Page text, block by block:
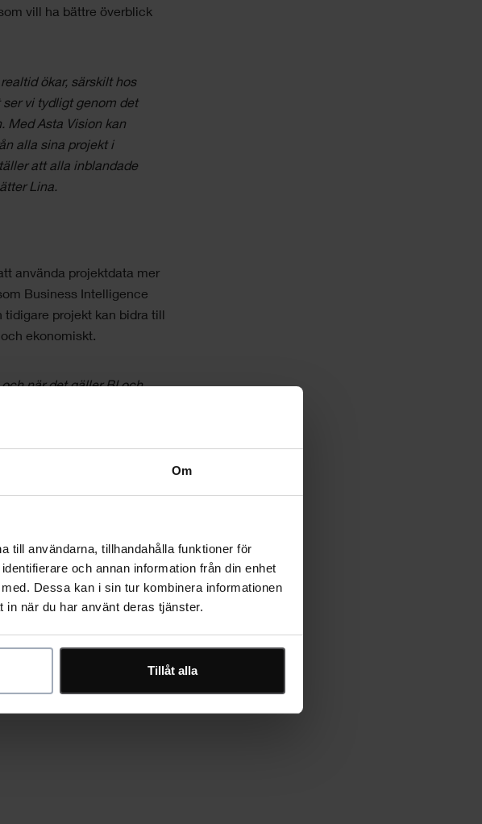
Om
till användarna, tillhandahålla funktioner för
och annan information från din enhet
Dessa kan i sin tur kombinera informationen
in när du har använt deras tjänster.
Tillåt alla
vill ha bättre överblick
ökar, särskilt hos
vi tydligt genom det
Med Asta Vision kan
alla sina projekt i
att alla inblandade
Lina.
använda projektdata mer
Business Intelligence
tidigare projekt kan bidra till
ekonomiskt.
när det gäller BI och
helhetsbild av sina
beslut, avslutar Lina.
väntas allt fler